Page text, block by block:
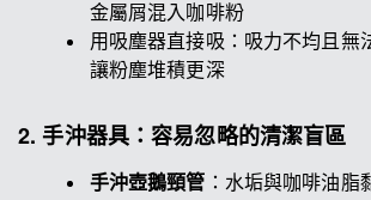
金屬屑混入咖啡粉
用吸塵器直接吸：吸力不均且無
讓粉塵堆積更深
2. 手沖器具：容易忽略的清潔盲區
手沖壺鵝頸管 ：水垢與咖啡油脂